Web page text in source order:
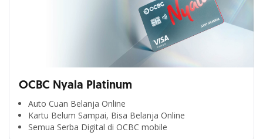
OCBC Nyala Platinum
Auto Cuan Belanja Online
Kartu Belum Sampai, Bisa Belanja Online
Semua Serba Digital di OCBC mobile
Segala Kemudahan Ada